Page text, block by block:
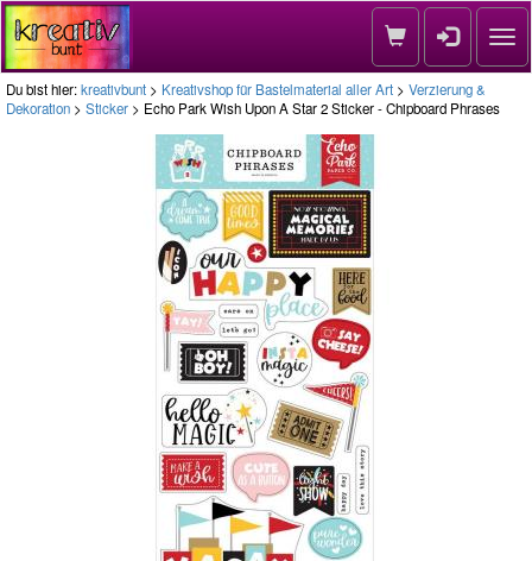
Du bist hier:kreativbunt > Kreativshop für Bastelmaterial aller Art > Verzierung &
Dekoration > Sticker > Echo Park Wish Upon A Star 2 Sticker - Chipboard Phrases